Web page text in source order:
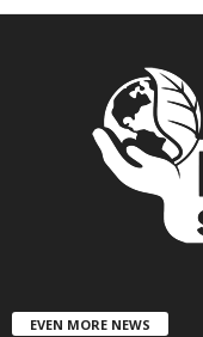
EVEN MORE NEWS